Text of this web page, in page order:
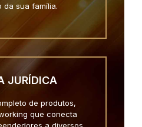
da sua família.
JURÍDICA
de produtos,
que conecta